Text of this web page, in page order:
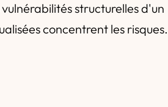
structurelles d'un
concentrent les risques.